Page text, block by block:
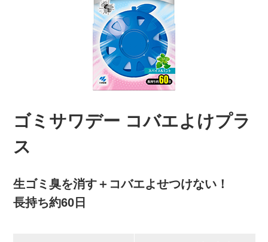
ゴミサワデー コバエよけプラ
ス
生ゴミ臭を消す＋コバエよせつけない！
長持ち約60日